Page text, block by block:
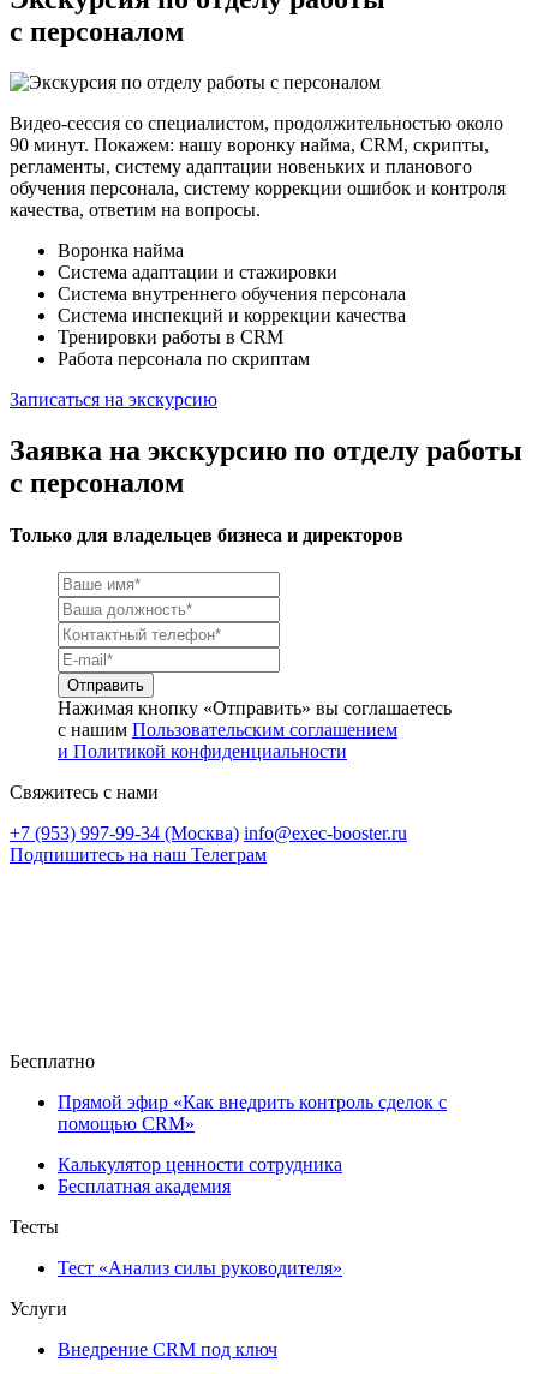
с персоналом
Видео-сессия со специалистом, продолжительностью около
90 минут. Покажем: нашу воронку найма, CRM, скрипты,
регламенты, систему адаптации новеньких и планового
обучения персонала, систему коррекции ошибок и контроля
качества, ответим на вопросы.
Воронка найма
Система адаптации и стажировки
Система внутреннего обучения персонала
Система инспекций и коррекции качества
Тренировки работы в CRM
Работа персонала по скриптам
Записаться на экскурсию
Заявка на экскурсию по отделу работы
с персоналом
Только для владельцев бизнеса и директоров
Нажимая кнопку «Отправить» вы соглашаетесь
с нашим Пользовательским соглашением
и Политикой конфиденциальности
Свяжитесь с нами
+7 (953) 997-99-34 (Москва) info@exec-booster.ru
Подпишитесь на наш Телеграм
Бесплатно
Прямой эфир «Как внедрить контроль сделок с
помощью CRM»
Калькулятор ценности сотрудника
Бесплатная академия
Тесты
Тест «Анализ силы руководителя»
Услуги
Внедрение CRM под ключ